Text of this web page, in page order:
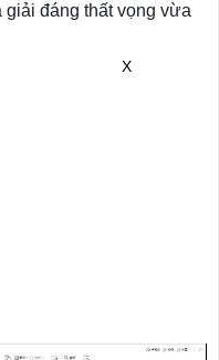
đáng thất vọng vừa
X